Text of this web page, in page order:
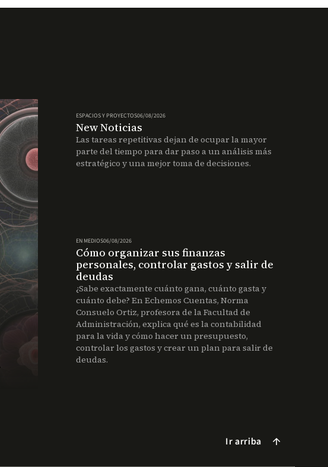
ESPACIOS Y PROYECTOS06/08/2026
New Noticias
Las tareas repetitivas dejan de ocupar la mayor
parte del tiempo para dar paso a un análisis más
estratégico y una mejor toma de decisiones.
EN MEDIOS06/08/2026
Cómo organizar sus finanzas
personales, controlar gastos y salir de
deudas
¿Sabe exactamente cuánto gana, cuánto gasta y
cuánto debe? En Echemos Cuentas, Norma
Consuelo Ortiz, profesora de la Facultad de
Administración, explica qué es la contabilidad
para la vida y cómo hacer un presupuesto,
controlar los gastos y crear un plan para salir de
deudas.
Ir arriba arrow_forward